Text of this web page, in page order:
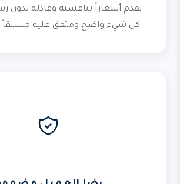
نقدم أسعاراً تنافسية وعادلة بدون
كل شيء واضح ومتفق عليه مسبقاً